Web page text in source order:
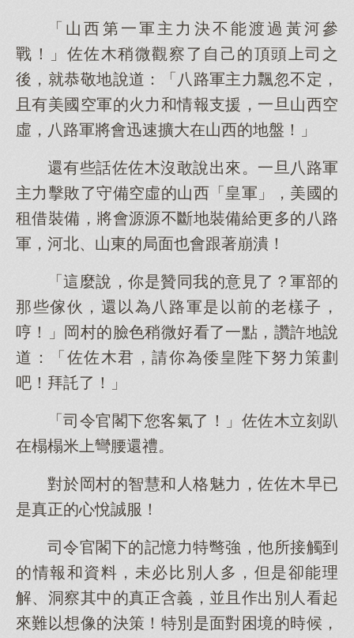
「山西第一軍主力決不能渡過黃河參
戰！」佐佐木稍微觀察了自己的頂頭上司之
後，就恭敬地說道：「八路軍主力飄忽不定，
且有美國空軍的火力和情報支援，一旦山西空
虛，八路軍將會迅速擴大在山西的地盤！」
還有些話佐佐木沒敢說出來。一旦八路軍
主力擊敗了守備空虛的山西「皇軍」，美國的
租借裝備，將會源源不斷地裝備給更多的八路
軍，河北、山東的局面也會跟著崩潰！
「這麼說，你是贊同我的意見了？軍部的
那些傢伙，還以為八路軍是以前的老樣子，
哼！」岡村的臉色稍微好看了一點，讚許地說
道：「佐佐木君，請你為倭皇陛下努力策劃
吧！拜託了！」
「司令官閣下您客氣了！」佐佐木立刻趴
在榻榻米上彎腰還禮。
對於岡村的智慧和人格魅力，佐佐木早已
是真正的心悅誠服！
司令官閣下的記憶力特彆強，他所接觸到
的情報和資料，未必比別人多，但是卻能理
解、洞察其中的真正含義，並且作出別人看起
來難以想像的決策！特別是面對困境的時候，